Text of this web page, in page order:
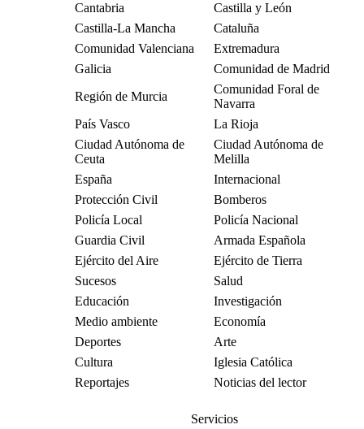
Cantabria
Castilla y León
Castilla-La Mancha
Cataluña
Comunidad Valenciana
Extremadura
Galicia
Comunidad de Madrid
Región de Murcia
Comunidad Foral de
Navarra
País Vasco
La Rioja
Ciudad Autónoma de
Ceuta
Ciudad Autónoma de
Melilla
España
Internacional
Protección Civil
Bomberos
Policía Local
Policía Nacional
Guardia Civil
Armada Española
Ejército del Aire
Ejército de Tierra
Sucesos
Salud
Educación
Investigación
Medio ambiente
Economía
Deportes
Arte
Cultura
Iglesia Católica
Reportajes
Noticias del lector
Servicios